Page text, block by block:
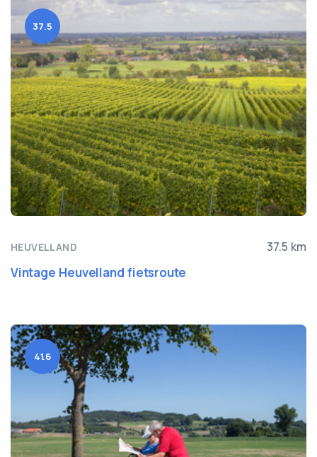
37.5
HEUVELLAND 37.5 km
Vintage Heuvelland fietsroute
41.6